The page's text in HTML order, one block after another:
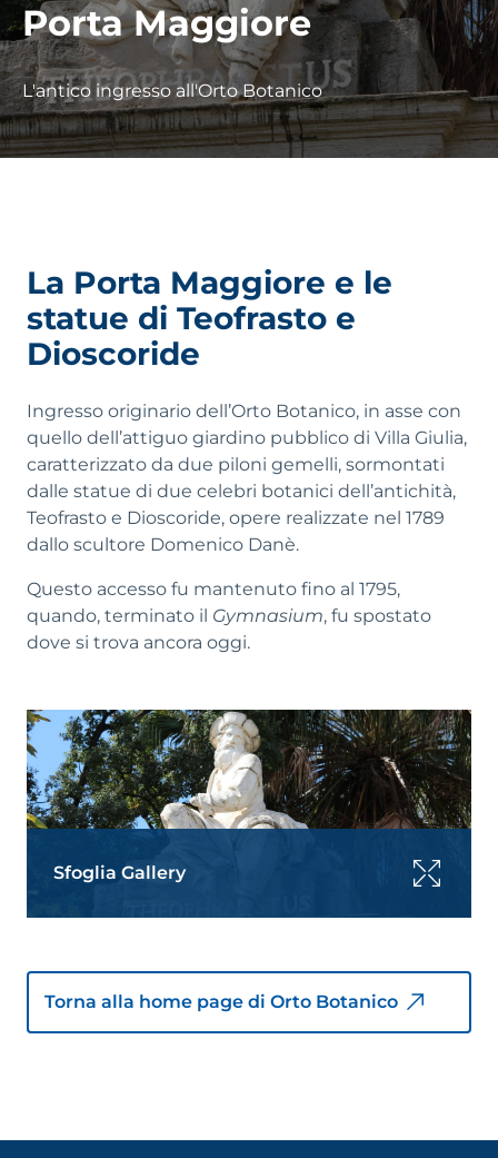
Porta Maggiore
L'antico ingresso all'Orto Botanico
La Porta Maggiore e le
statue di Teofrasto e
Dioscoride
Ingresso originario dell’Orto Botanico, in asse con
quello dell’attiguo giardino pubblico di Villa Giulia,
caratterizzato da due piloni gemelli, sormontati
dalle statue di due celebri botanici dell’antichità,
Teofrasto e Dioscoride, opere realizzate nel 1789
dallo scultore Domenico Danè.
Questo accesso fu mantenuto fino al 1795,
quando, terminato il Gymnasium, fu spostato
dove si trova ancora oggi.
Sfoglia Gallery
Torna alla home page di Orto Botanico